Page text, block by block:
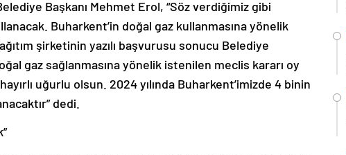
Başkanı Mehmet Erol, “Söz verdiğimiz gibi
Buharkent’in doğal gaz kullanmasına yönelik
şirketinin yazılı başvurusu sonucu Belediye
gaz sağlanmasına yönelik istenilen meclis kararı oy
uğurlu olsun. 2024 yılında Buharkent’imizde 4 binin
dedi.